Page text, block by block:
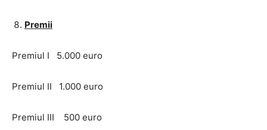
Premii
Premiul I 5.000 euro
Premiul II 1.000 euro
Premiul III 500 euro